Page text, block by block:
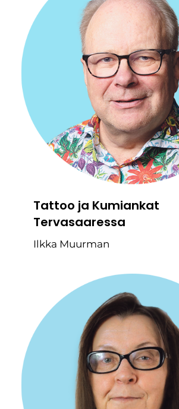
Tattoo ja Kumiankat
Tervasaaressa
Ilkka Muurman